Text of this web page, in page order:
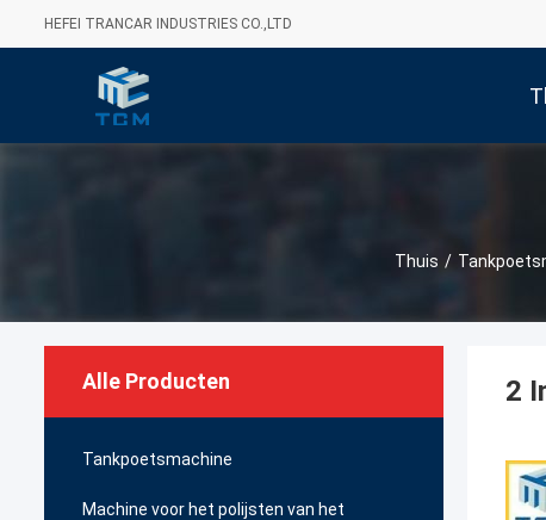
HEFEI TRANCAR INDUSTRIES CO.,LTD
Thuis /
Alle Producten
Tankpoetsmachine
Machine voor het polijsten van het
2